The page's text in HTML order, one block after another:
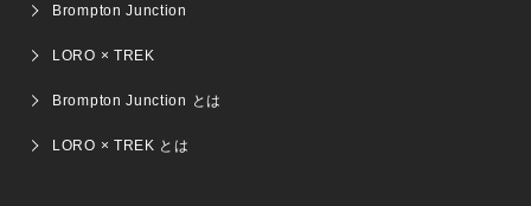
Brompton Junction
LORO × TREK
Brompton Junction とは
LORO × TREK とは